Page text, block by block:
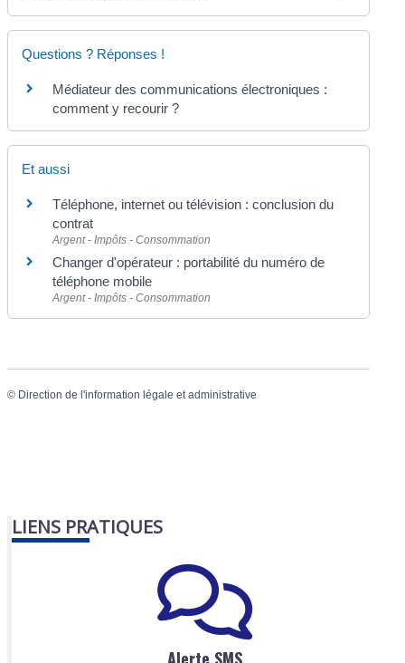
Questions ? Réponses !
Médiateur des communications électroniques :
comment y recourir ?
Et aussi
Téléphone, internet ou télévision : conclusion du
contrat
Argent - Impôts - Consommation
Changer d'opérateur : portabilité du numéro de
téléphone mobile
Argent - Impôts - Consommation
© Direction de l'information légale et administrative
LIENS PRATIQUES
Alerte SMS